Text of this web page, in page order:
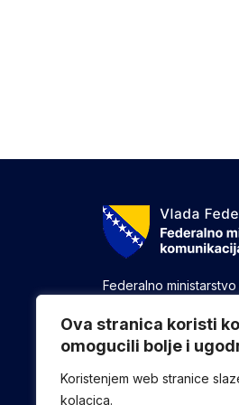
Ova stranica koristi
omogucili bolje i
Koristenjem web stranice
kolacica.
Federalno
druge poslove
se odnose na
Federacije u oblasti
komunikacija.